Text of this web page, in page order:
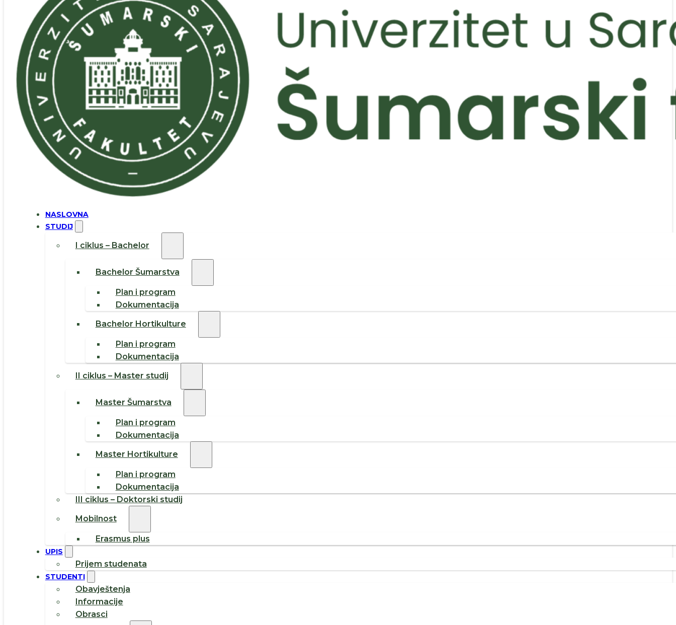
NASLOVNA
STUDIJ
I ciklus – Bachelor
Bachelor Šumarstva
Plan i program
Dokumentacija
Bachelor Hortikulture
Plan i program
Dokumentacija
II ciklus – Master studij
Master Šumarstva
Plan i program
Dokumentacija
Master Hortikulture
Plan i program
Dokumentacija
III ciklus – Doktorski studij
Mobilnost
Erasmus plus
UPIS
Prijem studenata
STUDENTI
Obavještenja
Informacije
Obrasci